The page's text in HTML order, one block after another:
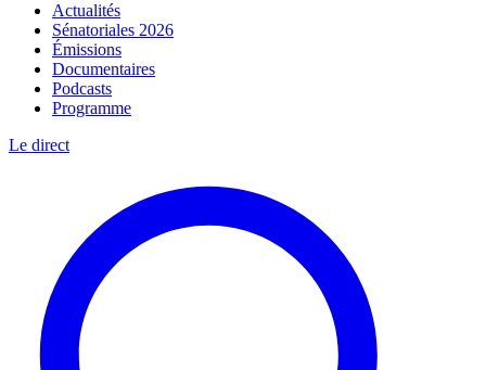
Actualités
Sénatoriales 2026
Émissions
Documentaires
Podcasts
Programme
Le direct